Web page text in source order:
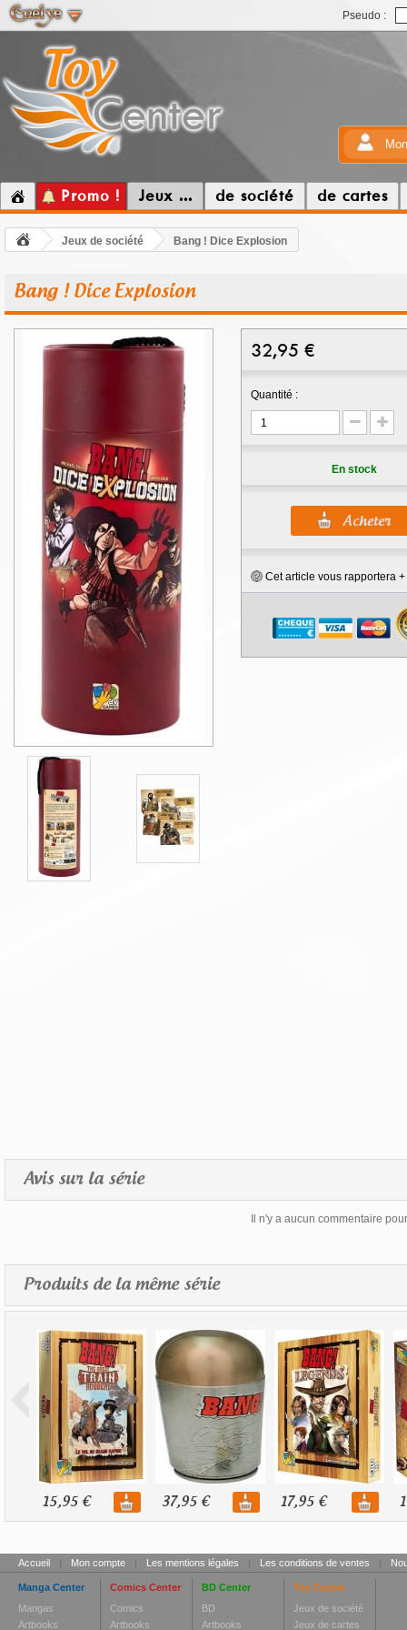
Pseudo :
Promo ! Jeux ... de société de cartes
Jeux de société Bang ! Dice Explosion
Bang ! Dice Explosion
32,95 €
Quantité :
En stock
Cet article vous rapportera +
Avis sur la série
Il n'y a aucun commentaire
Produits de la même série
15,95 € 37,95 € 17,95 €
Accueil | Mon compte | Les mentions légales | Les conditions de ventes |
Manga Center
Mangas
Artbooks
Comics Center
Comics
Artbooks
BD Center
BD
Artbooks
Toy Center
Jeux de société
Jeux de cartes